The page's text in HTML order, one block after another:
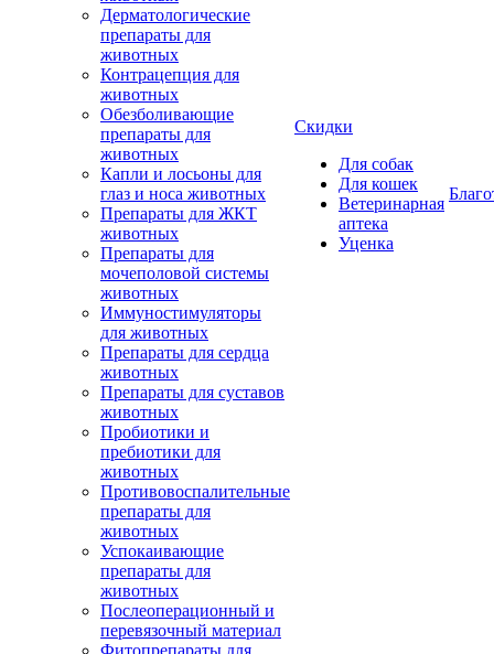
Дерматологические
препараты для
животных
Контрацепция для
животных
Обезболивающие
препараты для
животных
Капли и лосьоны для
глаз и носа животных
Препараты для ЖКТ
животных
Препараты для
мочеполовой системы
животных
Иммуностимуляторы
для животных
Препараты для сердца
животных
Препараты для суставов
животных
Пробиотики и
пребиотики для
животных
Противовоспалительные
препараты для
животных
Успокаивающие
препараты для
животных
Послеоперационный и
перевязочный материал
Фитопрепараты для
Скидки
Для собак
Для кошек
Ветеринарная
аптека
Уценка